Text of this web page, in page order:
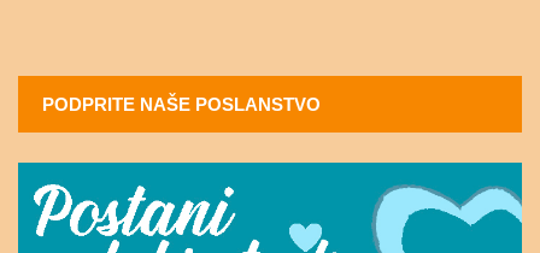
PODPRITE NAŠE POSLANSTVO